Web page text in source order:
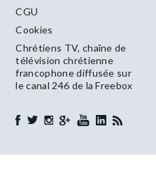
CGU
Cookies
Chrétiens TV, chaîne de
télévision chrétienne
francophone diffusée sur
le canal 246 de la Freebox